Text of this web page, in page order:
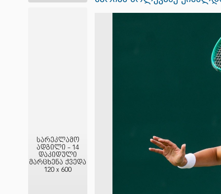
სარეკლამო
ადგილი - 14
დაკიდული
მარცხენა ქვედა
120 x 600